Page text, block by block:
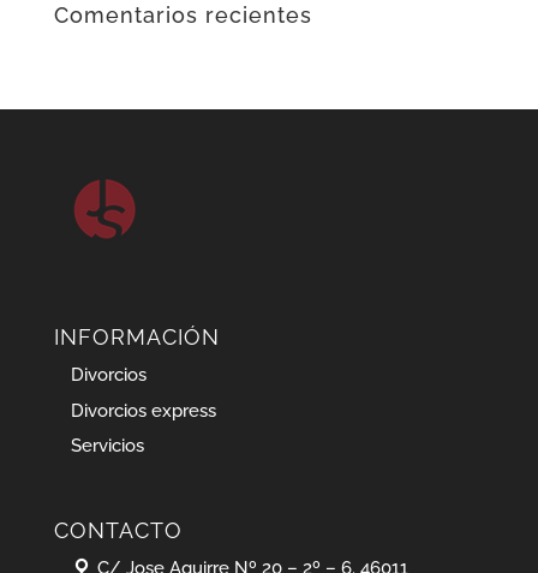
Comentarios recientes
INFORMACIÓN
Divorcios
Divorcios express
Servicios
CONTACTO
C/ Jose Aguirre Nº 20 – 2º – 6. 46011